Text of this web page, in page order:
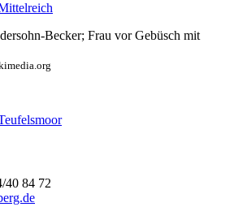
40 84 72